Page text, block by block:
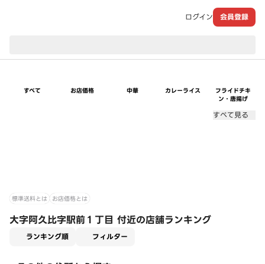
ログイン 会員登録
すべて お店価格 中華 カレーライス
フライドチキ
ン・唐揚げ
すべて見る
標準送料とは お店価格とは
大字阿久比字駅前１丁目 付近の店舗ランキング
ランキング順 フィルター